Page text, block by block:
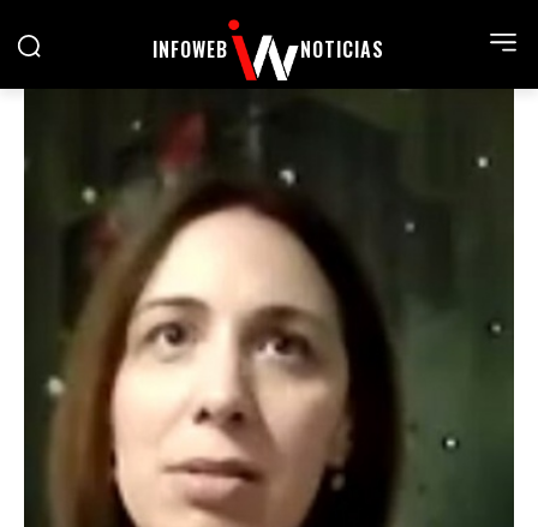
INFOWEB NOTICIAS